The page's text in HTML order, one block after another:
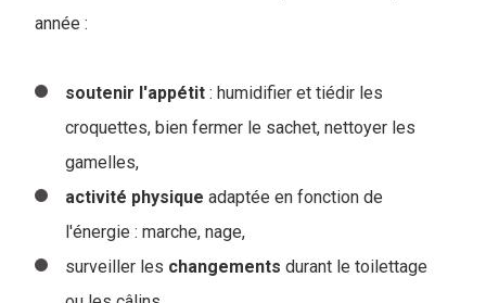
année :
soutenir l'appétit : humidifier et tiédir les
croquettes, bien fermer le sachet, nettoyer les
gamelles,
activité physique adaptée en fonction de
l'énergie : marche, nage,
surveiller les changements durant le toilettage